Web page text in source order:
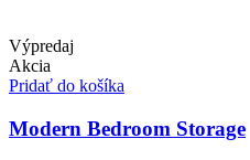
Výpredaj
Akcia
Pridať do košíka
Modern Bedroom Storage